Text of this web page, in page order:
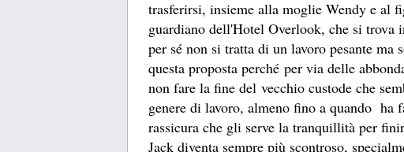
trasferirsi, insieme alla moglie Wendy e al
guardiano dell'Hotel Overlook, che si trova
per sé non si tratta di un lavoro pesante
questa proposta perché per via delle
non fare la fine del vecchio custode che
genere di lavoro, almeno fino a quando
rassicura che gli serve la tranquillità per
Jack diventa sempre più scontroso,